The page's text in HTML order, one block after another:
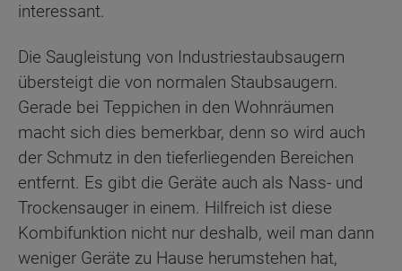
interessant.
Die Saugleistung von Industriestaubsaugern
übersteigt die von normalen Staubsaugern.
Gerade bei Teppichen in den Wohnräumen
macht sich dies bemerkbar, denn so wird auch
der Schmutz in den tieferliegenden Bereichen
entfernt. Es gibt die Geräte auch als Nass- und
Trockensauger in einem. Hilfreich ist diese
Kombifunktion nicht nur deshalb, weil man dann
weniger Geräte zu Hause herumstehen hat,